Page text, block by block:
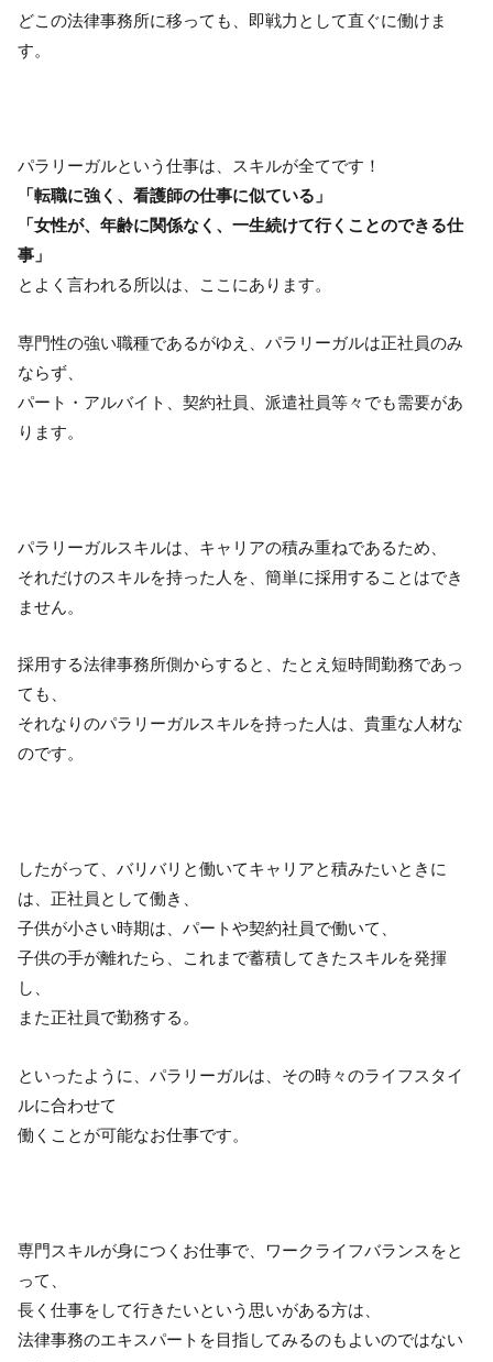
どこの法律事務所に移っても、即戦力として直ぐに働けま
す。
パラリーガルという仕事は、スキルが全てです！
「転職に強く、看護師の仕事に似ている」
「女性が、年齢に関係なく、一生続けて行くことのできる仕
事」
とよく言われる所以は、ここにあります。
専門性の強い職種であるがゆえ、パラリーガルは正社員のみ
ならず、
パート・アルバイト、契約社員、派遣社員等々でも需要があ
ります。
パラリーガルスキルは、キャリアの積み重ねであるため、
それだけのスキルを持った人を、簡単に採用することはでき
ません。
採用する法律事務所側からすると、たとえ短時間勤務であっ
ても、
それなりのパラリーガルスキルを持った人は、貴重な人材な
のです。
したがって、バリバリと働いてキャリアと積みたいときに
は、正社員として働き、
子供が小さい時期は、パートや契約社員で働いて、
子供の手が離れたら、これまで蓄積してきたスキルを発揮
し、
また正社員で勤務する。
といったように、パラリーガルは、その時々のライフスタイ
ルに合わせて
働くことが可能なお仕事です。
専門スキルが身につくお仕事で、ワークライフバランスをと
って、
長く仕事をして行きたいという思いがある方は、
法律事務のエキスパートを目指してみるのもよいのではない